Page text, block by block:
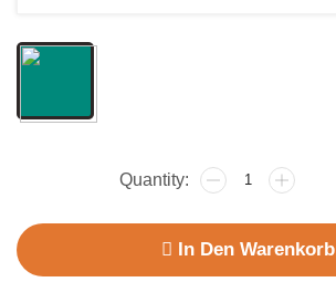
In Den Warenkorb